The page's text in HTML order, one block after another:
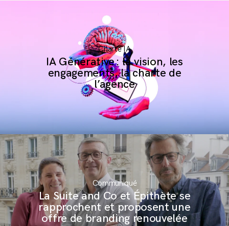
Charte IA
IA Générative : la vision, les
engagements, la charte de
l’agence
Communiqué
La Suite and Co et Épithète se
rapprochent et proposent une
offre de branding renouvelée